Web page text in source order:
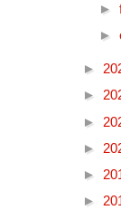
►
►
►
►
►
►
►
►